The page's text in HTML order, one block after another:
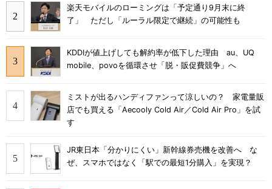
楽天モバイルのローミングは「予定通り9月末に終
了」 ただし「ルーラル限定で継続」の可能性も
KDDIが値上げしても解約率が低下した理由 au、UQ
mobile、povoを循環させ「脱・販促費競争」へ
ミストが出るハンディファンって涼しいの？ 家電量販
店でも買える「Aecooly Cold Air／Cold Air Pro」を試
す
JR東日本「分かりにくい」新幹線券売機を改善へ な
ぜ、スマホではなく「駅での最短1分購入」を実現？